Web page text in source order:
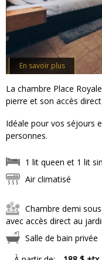
En savoir plus
La chambre Place
pierre et son accès
Idéale pour vos séjours
personnes.
1 lit queen et 1 lit
Air climatisé
Chambre demi
avec accès direct au
Salle de bain privée